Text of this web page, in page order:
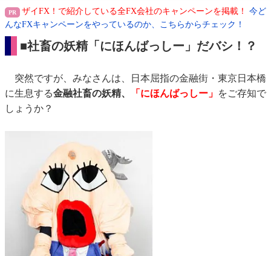
ザイFX！で紹介している全FX会社のキャンペーンを掲載！
今ど
んなFXキャンペーンをやっているのか、こちらからチェック！
■社畜の妖精「にほんばっしー」だバシ！？
突然ですが、みなさんは、日本屈指の金融街・東京日本橋
に生息する金融社畜の妖精、 「にほんばっしー」 をご存知で
しょうか？